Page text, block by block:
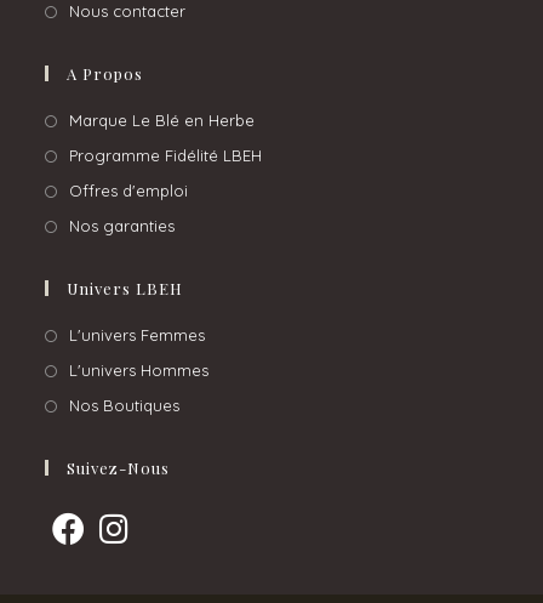
Nous contacter
A Propos
Marque Le Blé en Herbe
Programme Fidélité LBEH
Offres d'emploi
Nos garanties
Univers LBEH
L'univers Femmes
L'univers Hommes
Nos Boutiques
Suivez-Nous